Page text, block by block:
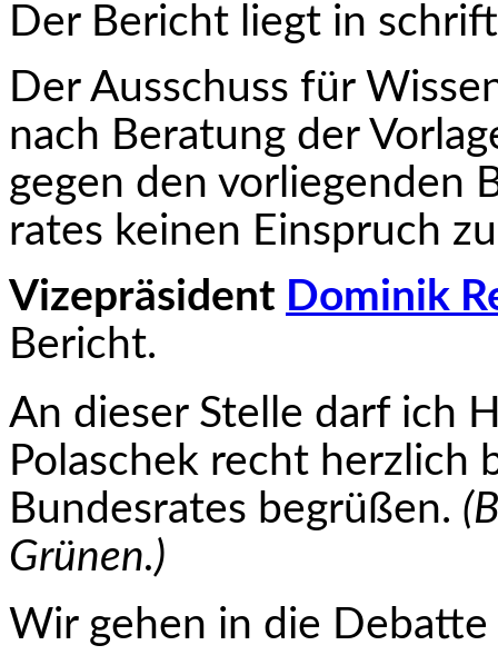
Der Bericht liegt in
Der Ausschuss für
nach Beratung der
gegen den vorliegenden
rates keinen Einspruch
Vizepräsident Dominik
Bericht.
An dieser Stelle darf ich
Polaschek recht herzlich
Bundesrates begrüßen.
Grünen.)
Wir gehen in die Debatte